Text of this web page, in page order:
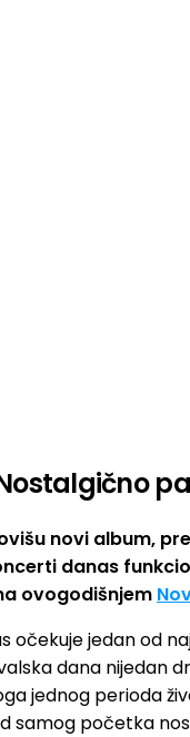
novi album,
danas
ovogodišnjem
jedan od
dana nijedan
jednog perioda
samog početka